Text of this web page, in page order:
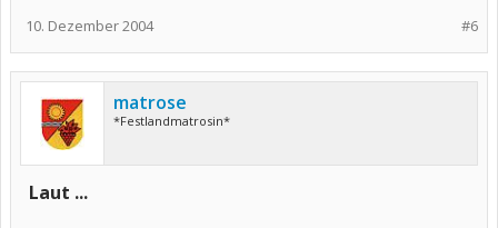
#6
10. Dezember 2004
matrose
*Festlandmatrosin*
Laut ...